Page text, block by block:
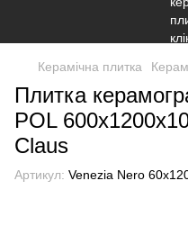
Керамічна плитка
Плитка
POL
Claus
Артикул: Venezia Nero